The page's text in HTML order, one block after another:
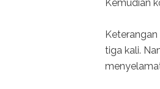
Kemudian
tiga kali.